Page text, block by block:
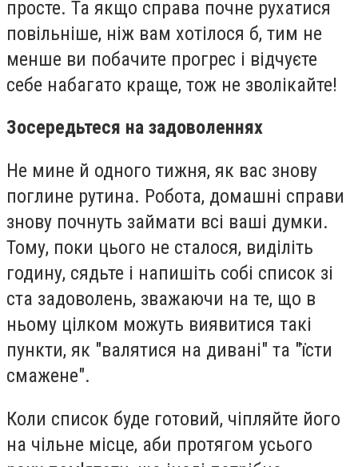
просте. Та якщо справа почне рухатися
повільніше, ніж вам хотілося б, тим не
менше ви побачите прогрес і відчуєте
себе набагато краще, тож не зволікайте!
Зосередьтеся на задоволеннях
Не мине й одного тижня, як вас знову
поглине рутина. Робота, домашні справи
знову почнуть займати всі ваші думки.
Тому, поки цього не сталося, виділіть
годину, сядьте і напишіть собі список зі
ста задоволень, зважаючи на те, що в
ньому цілком можуть виявитися такі
пункти, як "валятися на дивані" та "їсти
смажене".
Коли список буде готовий, чіпляйте його
на чільне місце, аби протягом усього